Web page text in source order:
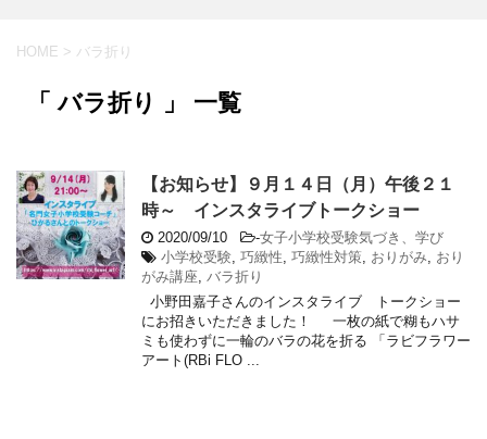
HOME > バラ折り
「 バラ折り 」 一覧
【お知らせ】９月１４日（月）午後２１
時～ インスタライブトークショー
2020/09/10 -女子小学校受験気づき、学び
小学校受験 巧緻性 巧緻性対策 おりがみ おり
がみ講座
バラ折り
小野田嘉子さんのインスタライブ トークショー
にお招きいただきました！ 一枚の紙で糊もハサ
ミも使わずに一輪のバラの花を折る 「ラビフラワー
アート(RBi FLO ...